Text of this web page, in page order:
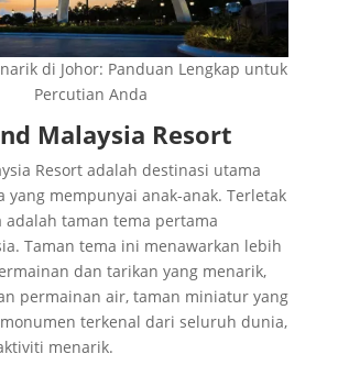
Abu Bakar State Mosque
Harbour
Bay
Ledang
(Johor Premium Outlets)
Mini Malaysia & Mini Asean
Fruit Farm
Tiga Daerah
Rekreasi Kota Tinggi
Johor
Tinggi Waterfalls
Tanjung Balau
di Johor: Panduan Lengkap untuk
Percutian Anda
Malaysia Resort
Resort adalah destinasi utama
yang mempunyai anak-anak. Terletak
adalah taman tema pertama
Taman tema ini menawarkan lebih
dan tarikan yang menarik,
permainan air, taman miniatur yang
terkenal dari seluruh dunia,
menarik.